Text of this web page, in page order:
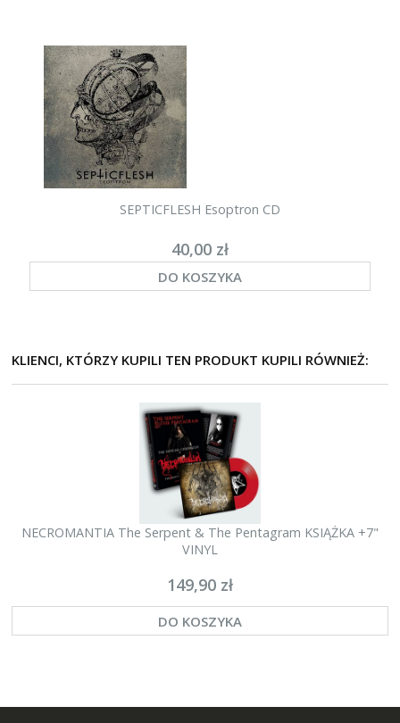
SEPTICFLESH Esoptron CD
40,00 zł
DO KOSZYKA
KLIENCI, KTÓRZY KUPILI TEN PRODUKT KUPILI RÓWNIEŻ:
NECROMANTIA The Serpent & The Pentagram KSIĄŻKA +7"
VINYL
149,90 zł
DO KOSZYKA